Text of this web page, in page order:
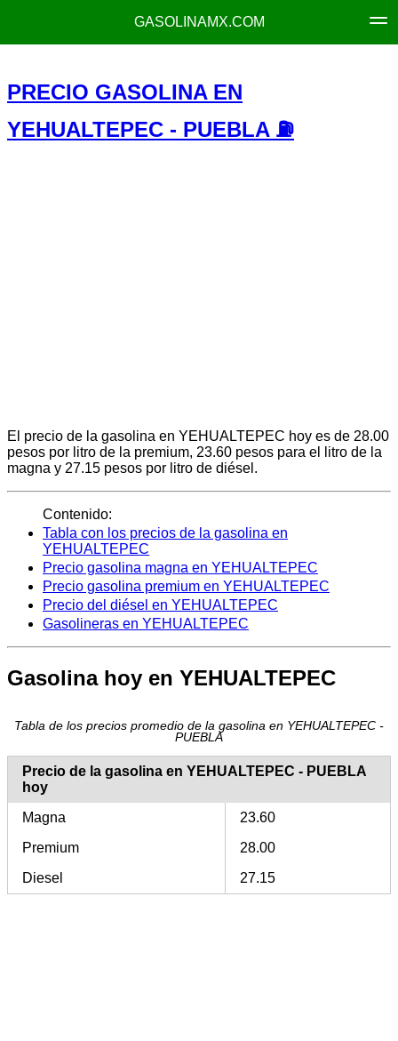
GASOLINAMX.COM
PRECIO GASOLINA EN
YEHUALTEPEC - PUEBLA ⛽
El precio de la gasolina en YEHUALTEPEC hoy es de 28.00
pesos por litro de la premium, 23.60 pesos para el litro de la
magna y 27.15 pesos por litro de diésel.
Contenido:
Tabla con los precios de la gasolina en
YEHUALTEPEC
Precio gasolina magna en YEHUALTEPEC
Precio gasolina premium en YEHUALTEPEC
Precio del diésel en YEHUALTEPEC
Gasolineras en YEHUALTEPEC
Gasolina hoy en YEHUALTEPEC
Tabla de los precios promedio de la gasolina en YEHUALTEPEC -
PUEBLA
Precio de la gasolina en YEHUALTEPEC - PUEBLA
hoy
Magna
23.60
Premium
28.00
Diesel
27.15